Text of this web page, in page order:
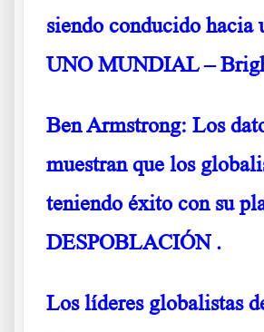
siendo conducido hacia
UNO MUNDIAL –
Ben Armstrong: Los
muestran que los
teniendo éxito con su
DESPOBLACIÓN.
Los líderes globalistas